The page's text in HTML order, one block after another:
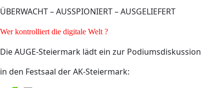
ÜBERWACHT – AUSSPIONIERT – AUSGELIEFERT
Wer kontrolliert die digitale Welt ?
Die AUGE-Steiermark lädt ein zur Podiumsdiskussion
in den Festsaal der AK-Steiermark: